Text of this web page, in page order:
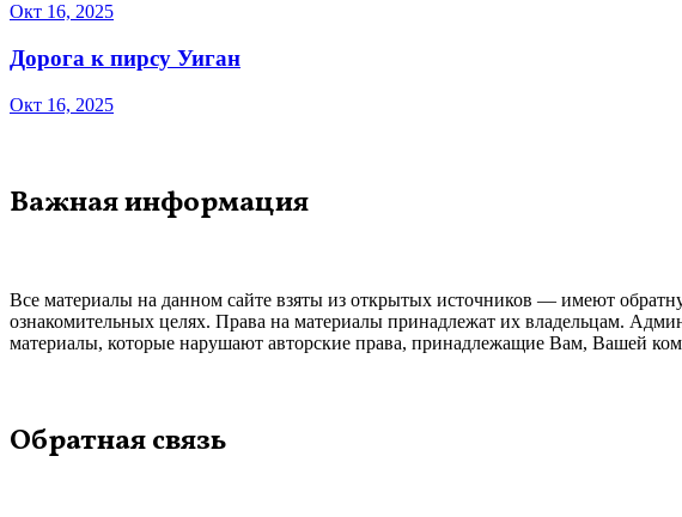
Окт 16, 2025
Дорога к пирсу Уиган
Окт 16, 2025
Важная информация
Все материалы на данном сайте взяты из открытых источников — имеют
ознакомительных целях. Права на материалы принадлежат их владельцам.
материалы, которые нарушают авторские права, принадлежащие Вам, Вашей
Обратная связь